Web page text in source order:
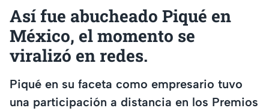
Así fue abucheado Piqué en
México, el momento se
viralizó en redes.
Piqué en su faceta como empresario tuvo
una participación a distancia en los Premios